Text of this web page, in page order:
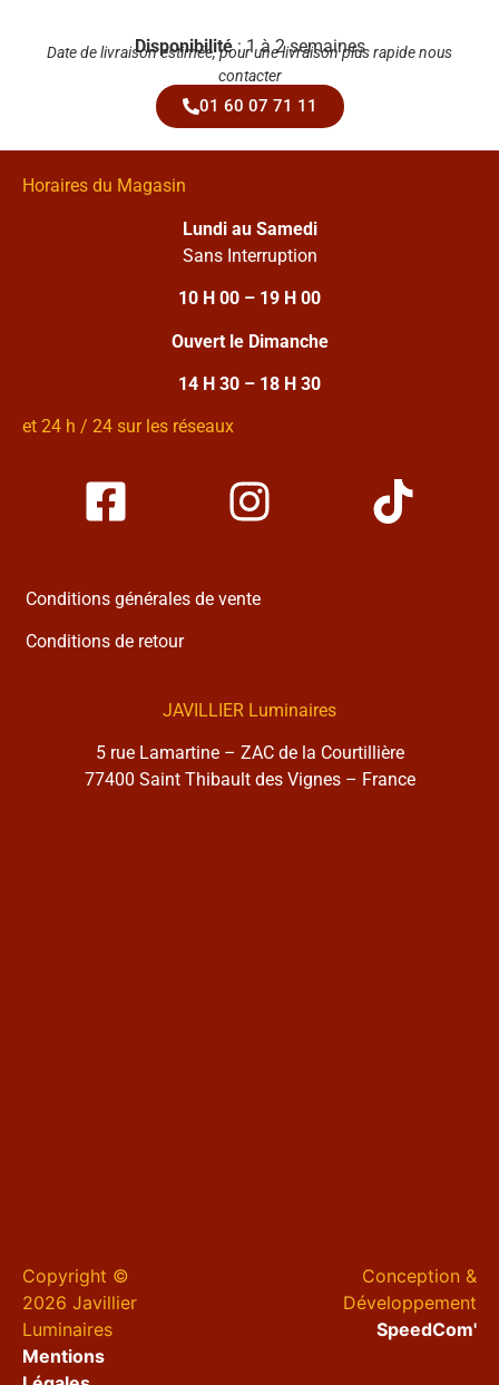
Disponibilité: 1 à 2 semaines
Date de livraison estimée, pour une livraison plus rapide nous
contacter
01 60 07 71 11
Horaires du Magasin
Lundi au Samedi
Sans Interruption
10 H 00 – 19 H 00
Ouvert le Dimanche
14 H 30 – 18 H 30
et 24 h / 24 sur les réseaux
Conditions générales de vente
Conditions de retour
JAVILLIER Luminaires
5 rue Lamartine – ZAC de la Courtillière
77400 Saint Thibault des Vignes – France
Copyright ©
2026 Javillier
Luminaires
Mentions
Conception &
Développement
SpeedCom'